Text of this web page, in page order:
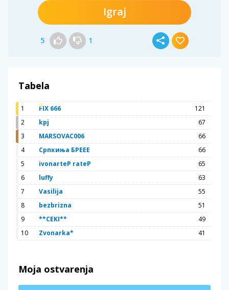
Igraj
5 1
Tabela
1 FIX 666
121
2
kpj
67
3
MARSOVAC006
66
4
Српкиња БРЕЕЕ
66
5
ivonarteP rateP
65
6
luffy
63
7
Vasilija
55
8
bezbrizna
51
9
**CEKI**
49
10
Zvonarka* 41
Moja ostvarenja